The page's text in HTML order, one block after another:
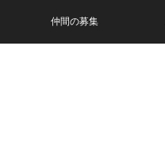
仲間の募集